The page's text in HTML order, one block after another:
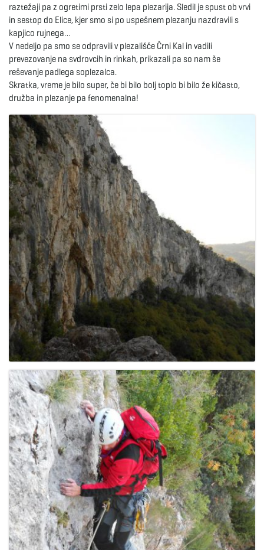
e
a
t
i
o
n
raztežaji pa z ogretimi prsti zelo lepa plezarija. Sledil je spust ob vrvi
in sestop do Elice, kjer smo si po uspešnem plezanju nazdravili s
kapjico rujnega…
V nedeljo pa smo se odpravili v plezališče Črni Kal in vadili
prevezovanje na svdrovcih in rinkah, prikazali pa so nam še
reševanje padlega soplezalca.
Skratka, vreme je bilo super, če bi bilo bolj toplo bi bilo že kičasto,
družba in plezanje pa fenomenalna!